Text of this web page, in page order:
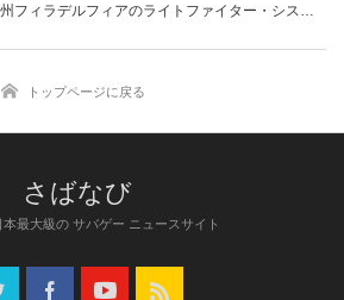
フィラデルフィアのライトファイター・システ
」で続きを読む...
トップページに戻る
本最大級の サバゲー ニュースサイト